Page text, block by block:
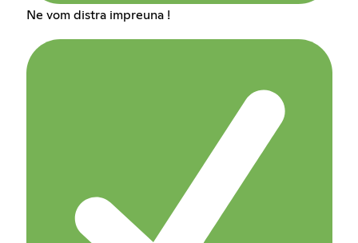
Ne vom distra impreuna !